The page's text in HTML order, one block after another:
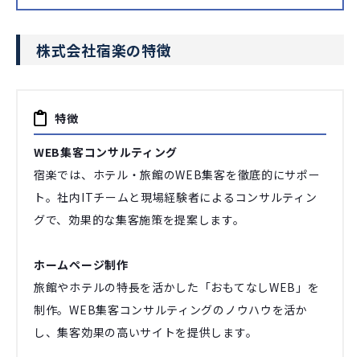
株式会社宿楽の特徴
特徴
WEB集客コンサルティング
宿楽では、ホテル・旅館のWEB集客を徹底的にサポー
ト。社内ITチームと現場経験者によるコンサルティン
グで、効果的な集客施策を提案します。
ホームページ制作
旅館やホテルの特長を活かした「おもてなしWEB」を
制作。WEB集客コンサルティングのノウハウを活か
し、集客効果の高いサイトを提供します。